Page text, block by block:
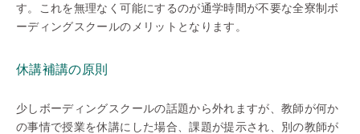
す。これを無理なく可能にするのが通学時間が不要な全寮制ボ
ーディングスクールのメリットとなります。
休講補講の原則
少しボーディングスクールの話題から外れますが、教師が何か
の事情で授業を休講にした場合、課題が提示され、別の教師が